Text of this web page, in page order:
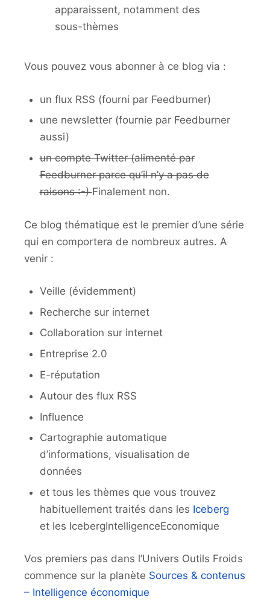
apparaissent, notamment des
sous-thèmes
Vous pouvez vous abonner à ce blog via :
un flux RSS (fourni par Feedburner)
une newsletter (fournie par Feedburner
aussi)
un compte Twitter (alimenté par
Feedburner parce qu’il n’y a pas de
raisons :-)Finalement non.
Ce blog thématique est le premier d’une série
qui en comportera de nombreux autres. A
venir :
Veille (évidemment)
Recherche sur internet
Collaboration sur internet
Entreprise 2.0
E-réputation
Autour des flux RSS
Influence
Cartographie automatique
d’informations, visualisation de
données
et tous les thèmes que vous trouvez
habituellement traités dans les Iceberg
et les IcebergIntelligenceEconomique
Vos premiers pas dans l’Univers Outils Froids
commence sur la planète Sources & contenus
– Intelligence économique